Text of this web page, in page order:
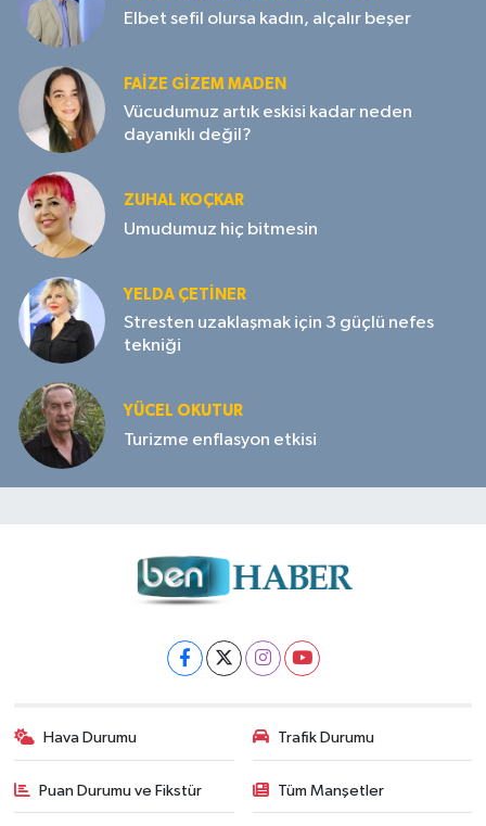
Elbet sefil olursa kadın, alçalır beşer
FAIZE GIZEM MADEN
Vücudumuz artık eskisi kadar neden
dayanıklı değil?
ZUHAL KOÇKAR
Umudumuz hiç bitmesin
YELDA ÇETİNER
Stresten uzaklaşmak için 3 güçlü nefes
tekniği
YÜCEL OKUTUR
Turizme enflasyon etkisi
Hava Durumu Trafik Durumu
Puan Durumu ve Fikstür Tüm Manşetler